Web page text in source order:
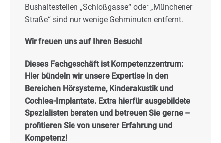
Bushaltestellen „Schloßgasse“ oder „Münchener
Straße“ sind nur wenige Gehminuten entfernt.
Wir freuen uns auf Ihren Besuch!
Dieses Fachgeschäft ist Kompetenzzentrum:
Hier bündeln wir unsere Expertise in den
Bereichen Hörsysteme, Kinderakustik und
Cochlea-Implantate. Extra hierfür ausgebildete
Spezialisten beraten und betreuen Sie gerne –
profitieren Sie von unserer Erfahrung und
Kompetenz!